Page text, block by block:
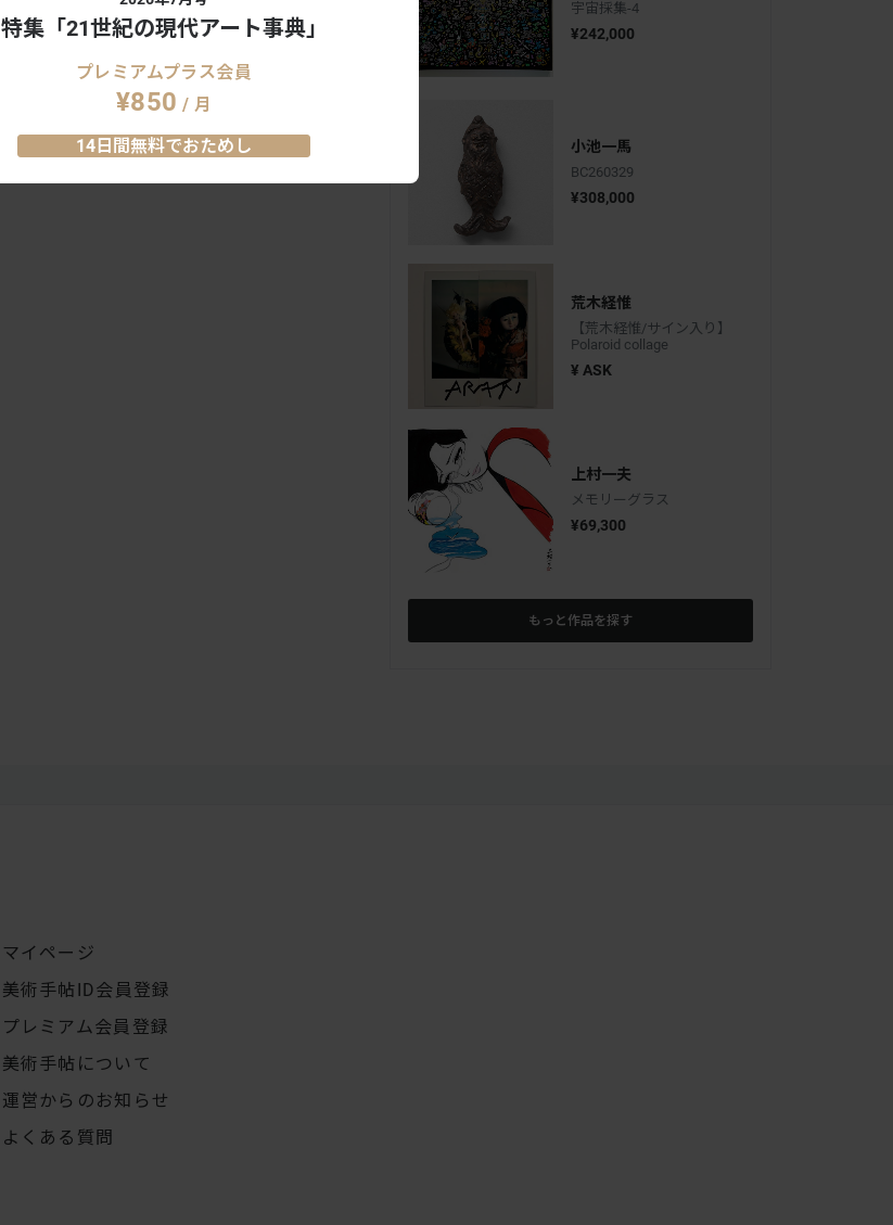
宇宙採集-4
¥242,000
小池一馬
BC260329
¥308,000
荒木経惟
【荒木経惟/サイン入り】
Polaroid collage
¥ ASK
上村一夫
メモリーグラス
¥69,300
もっと作品を探す
マイページ
美術手帖ID会員登録
プレミアム会員登録
美術手帖について
運営からのお知らせ
よくある質問
特集「21世紀の現代アート事典」
プレミアムプラス会員
¥850 / 月
14日間無料でおためし